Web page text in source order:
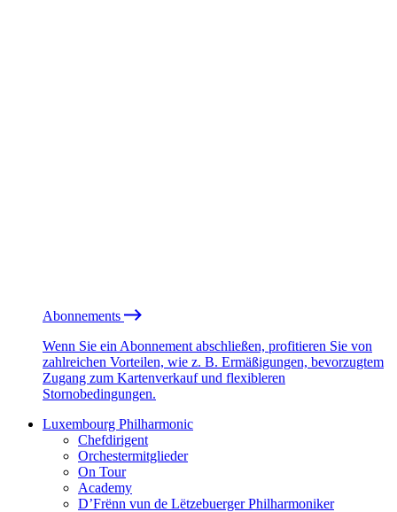
Abonnements
Wenn Sie ein Abonnement abschließen, profitieren Sie von
zahlreichen Vorteilen, wie z. B. Ermäßigungen, bevorzugtem
Zugang zum Kartenverkauf und flexibleren
Stornobedingungen.
Luxembourg Philharmonic
Chefdirigent
Orchestermitglieder
On Tour
Academy
D’Frënn vun de Lëtzebuerger Philharmoniker